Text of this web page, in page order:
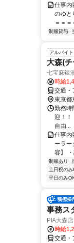
仕事内
のゆと
＝＝
制服貸与
アルバイ
大森(
七宝麻辣
時給
交通・
東京都
勤務時
迎！！
自由...
仕事
ーラー
容】
制服あり
土日祝のみ
平日のみ
事務ス
PIA大森店
時給
交通・